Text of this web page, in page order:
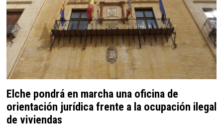
Elche pondrá en marcha una oficina de
orientación jurídica frente a la ocupación ilegal
de viviendas